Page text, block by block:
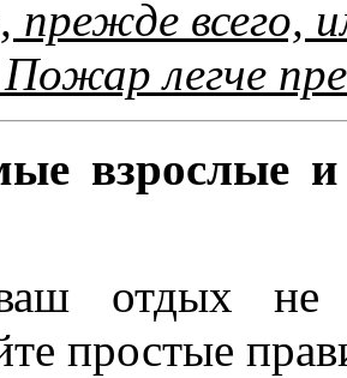
прежде всего,
Пожар легче
взрослые
отдых не
простые